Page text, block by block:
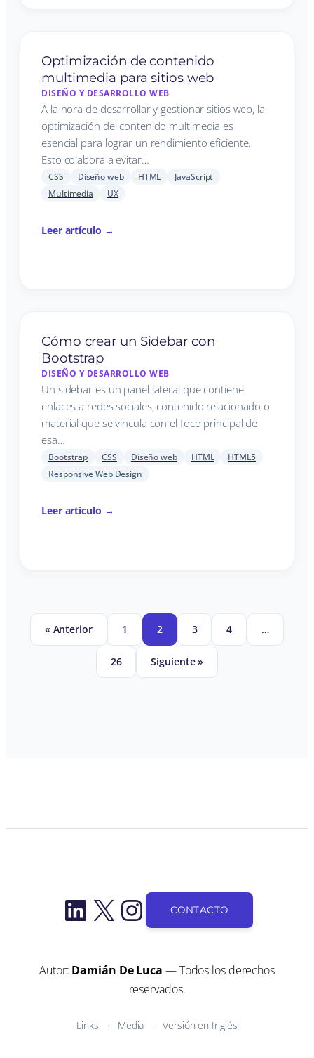
Optimización de contenido
multimedia para sitios web
DISEÑO Y DESARROLLO WEB
A la hora de desarrollar y gestionar sitios web, la
optimización del contenido multimedia es
esencial para lograr un rendimiento eficiente.
Esto colabora a evitar…
CSS Diseño web HTML
JavaScript
Multimedia
UX
Leer artículo →
Cómo crear un Sidebar con
Bootstrap
DISEÑO Y DESARROLLO WEB
Un sidebar es un panel lateral que contiene
enlaces a redes sociales, contenido relacionado o
material que se vincula con el foco principal de
esa…
Bootstrap CSS Diseño web HTML
HTML5
Responsive Web Design
Leer artículo →
« Anterior 1 2 3 4 …
26 Siguiente »
LinkedIn
X Instagram
CONTACTO
Autor: Damián De Luca — Todos los derechos
reservados.
Links Media Versión en Inglés